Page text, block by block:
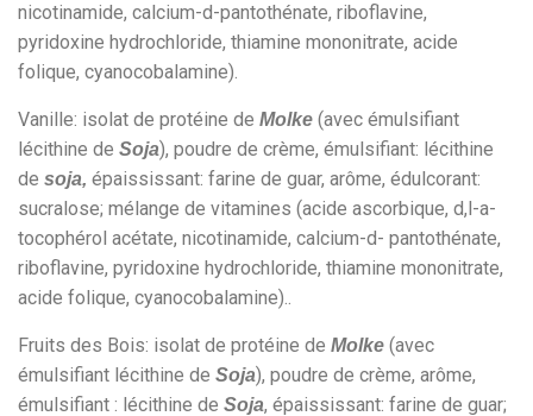
nicotinamide, calcium-d-pantothénate, riboflavine,
pyridoxine hydrochloride, thiamine mononitrate, acide
folique, cyanocobalamine).
Vanille: isolat de protéine de Molke (avec émulsifiant
lécithine de Soja), poudre de crème, émulsifiant: lécithine
de soja, épaississant: farine de guar, arôme, édulcorant:
sucralose; mélange de vitamines (acide ascorbique, d,l-a-
tocophérol acétate, nicotinamide, calcium-d- pantothénate,
riboflavine, pyridoxine hydrochloride, thiamine mononitrate,
acide folique, cyanocobalamine)..
Fruits des Bois: isolat de protéine de Molke (avec
émulsifiant lécithine de Soja), poudre de crème, arôme,
émulsifiant : lécithine de Soja, épaississant: farine de guar;